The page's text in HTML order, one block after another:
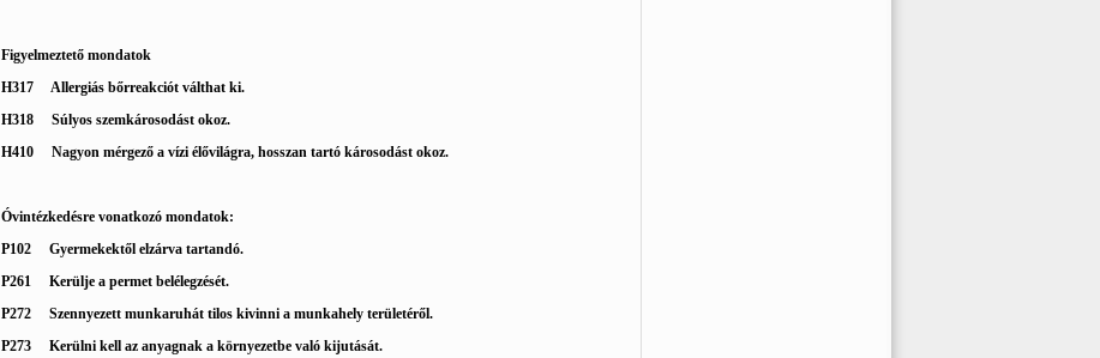
Figyelmeztető mondatok
H317
Allergiás bőrreakciót válthat ki.
H318
Súlyos szemkárosodást okoz.
H410
Nagyon mérgező a vízi élővilágra, hosszan tartó károsodást okoz.
Óvintézkedésre vonatkozó mondatok:
P102
Gyermekektől elzárva tartandó.
P261
Kerülje a permet belélegzését.
P272
Szennyezett munkaruhát tilos kivinni a munkahely területéről.
P273
Kerülni kell az anyagnak a környezetbe való kijutását.